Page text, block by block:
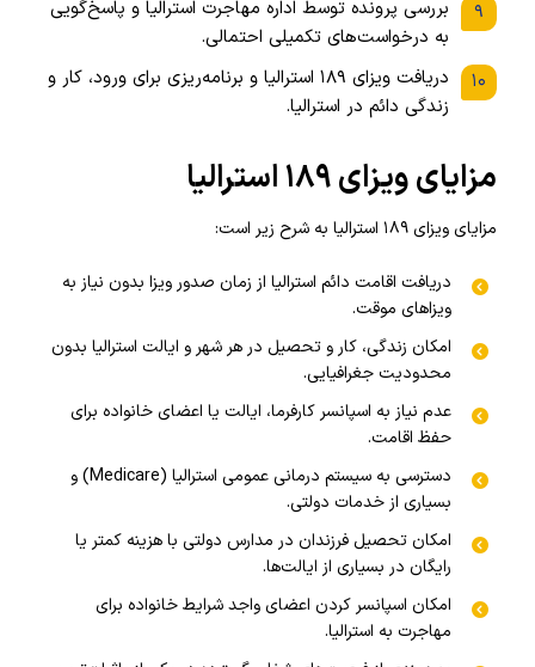
۹
بررسی پرونده توسط اداره مهاجرت استرالیا و پاسخ‌گویی
به درخواست‌های تکمیلی احتمالی.
۱۰
دریافت ویزای ۱۸۹ استرالیا و برنامه‌ریزی برای ورود، کار و
زندگی دائم در استرالیا.
مزایای ویزای ۱۸۹ استرالیا
مزایای ویزای ۱۸۹ استرالیا به شرح زیر است:
دریافت اقامت دائم استرالیا از زمان صدور ویزا بدون نیاز به
ویزاهای موقت.
امکان زندگی، کار و تحصیل در هر شهر و ایالت استرالیا بدون
محدودیت جغرافیایی.
عدم نیاز به اسپانسر کارفرما، ایالت یا اعضای خانواده برای
حفظ اقامت.
دسترسی به سیستم درمانی عمومی استرالیا (Medicare) و
بسیاری از خدمات دولتی.
امکان تحصیل فرزندان در مدارس دولتی با هزینه کمتر یا
رایگان در بسیاری از ایالت‌ها.
امکان اسپانسر کردن اعضای واجد شرایط خانواده برای
مهاجرت به استرالیا.